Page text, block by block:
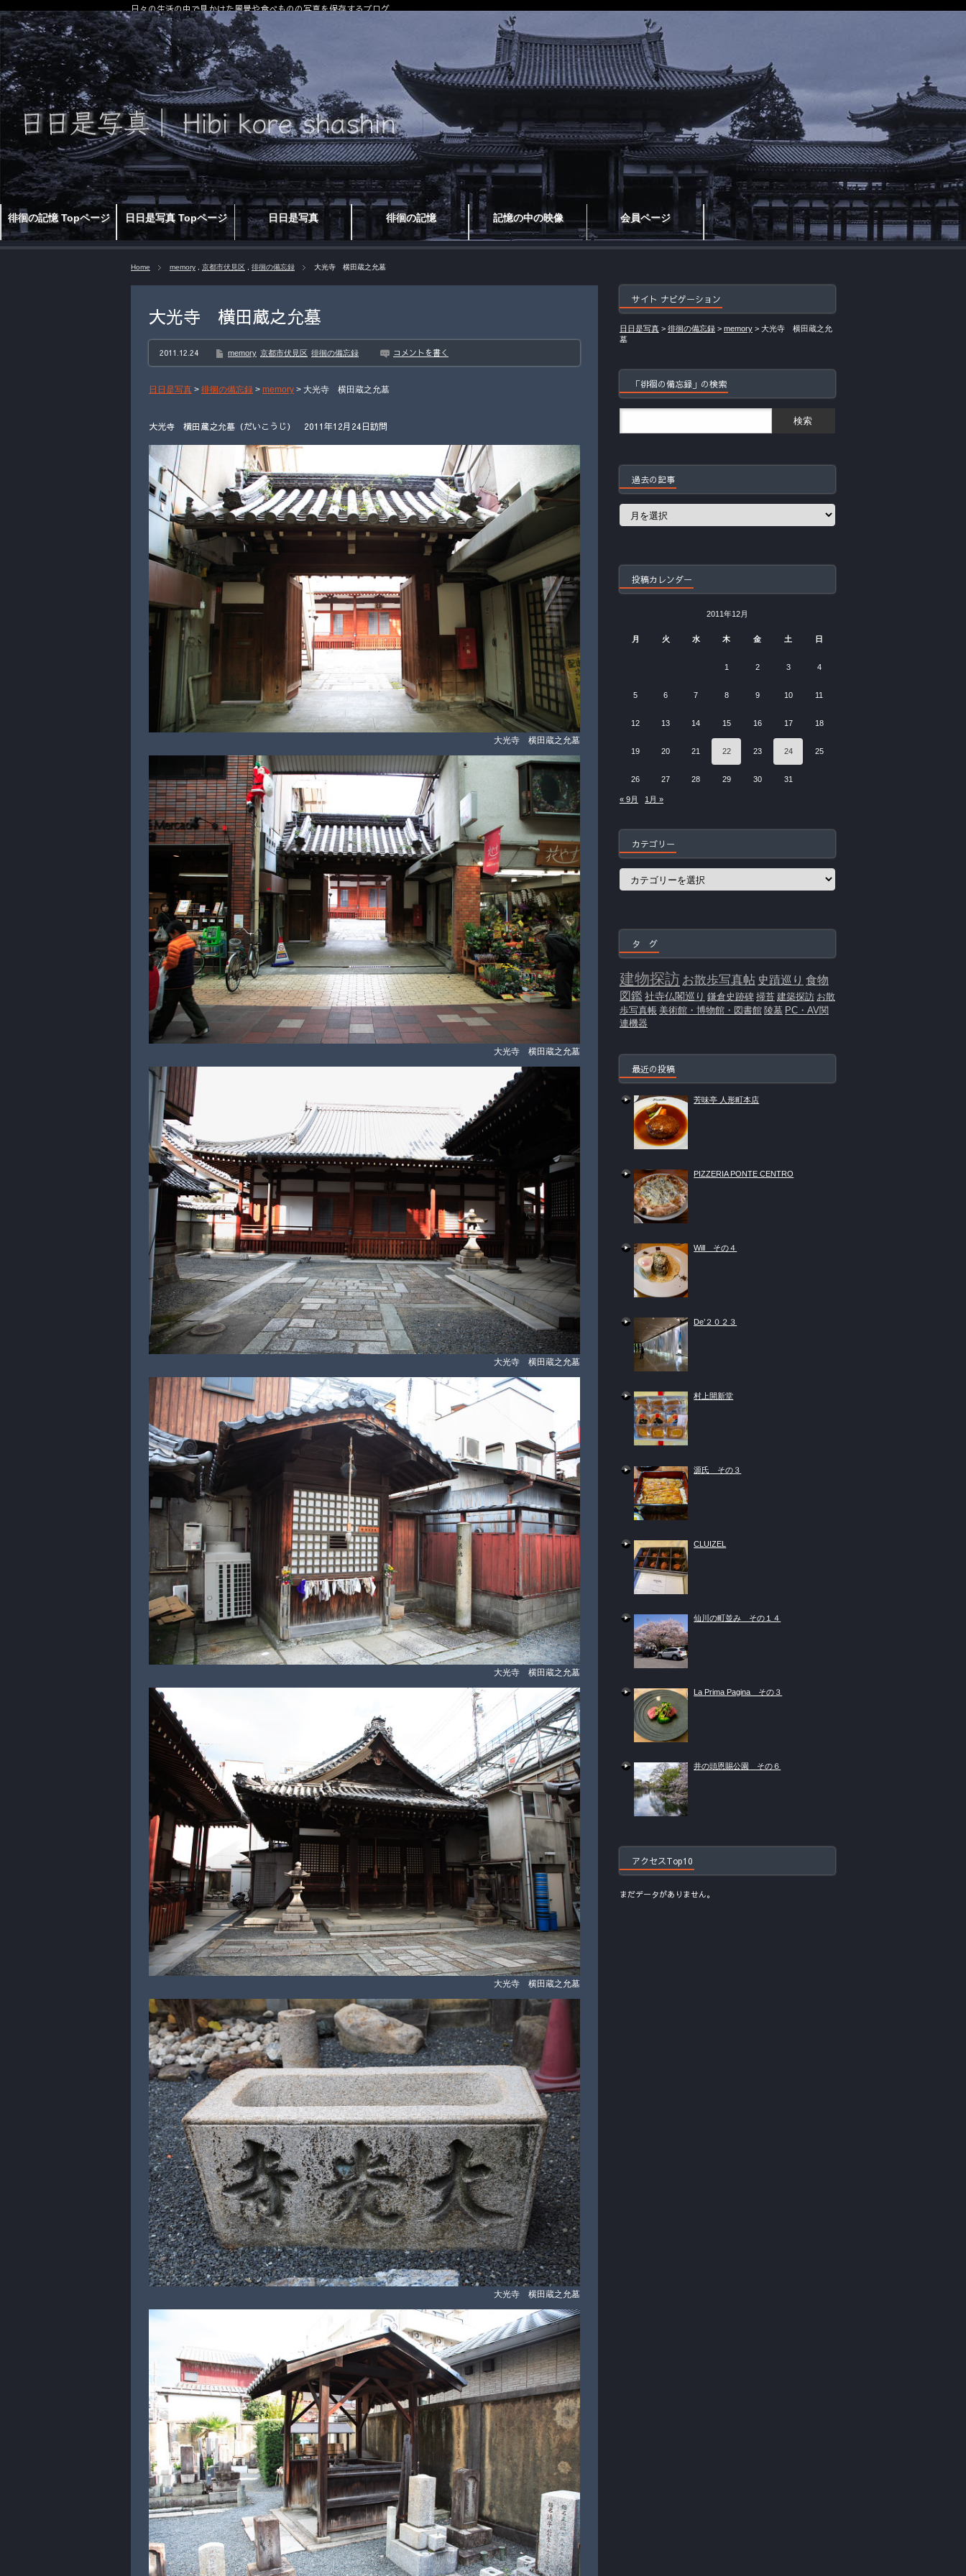
徘徊の記憶 Topページ 日日是写真 Topページ 日日是写真 徘徊の記憶 記憶の中の映像 会員ページ
日々の生活の中で見かけた風景や食べものの写真を保存するブログ
Home memory 京都市伏見区 徘徊の備忘録 大光寺 横田蔵之允墓
大光寺 横田蔵之允墓
2011.12.24 memory 京都市伏見区 徘徊の備忘録 コメントを書く
日日是写真 > 徘徊の備忘録 > memory > 大光寺 横田蔵之允墓
大光寺 横田蔵之允墓（だいこうじ） 2011年12月24日訪問
大光寺 横田蔵之允墓
大光寺 横田蔵之允墓
大光寺 横田蔵之允墓
大光寺 横田蔵之允墓
大光寺 横田蔵之允墓
大光寺 横田蔵之允墓
サイト ナビゲーション
日日是写真 > 徘徊の備忘録 > memory > 大光寺 横田蔵之允
墓
「徘徊の備忘録」の検索
過去の記事
過
投稿カレンダー
2011年12月
月 火 水 木 金 土 日
1 2 3 4
5 6 7 8 9 10 11
12 13 14 15 16 17 18
19 20 21 22 23 24 25
26 27 28 29 30 31
« 9月 1月 »
カテゴリー
カ
タ グ
建物探訪 お散歩写真帖 史蹟巡り 食物
図鑑社寺仏閣巡り 鎌倉史跡碑 掃苔 建築探訪 お散
歩写真帳 美術館・博物館・図書館 陵墓 PC・AV関
連機器
最近の投稿
芳味亭 人形町本店
PIZZERIA PONTE CENTRO
Will その４
De’２０２３
村上開新堂
源氏 その３
CLUIZEL
仙川の町並み その１４
La Prima Pagina その３
井の頭恩賜公園 その６
アクセスTop10
まだデータがありません。